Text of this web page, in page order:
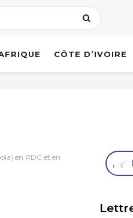
CÔTE D’IVOIRE
en RDC et en
,